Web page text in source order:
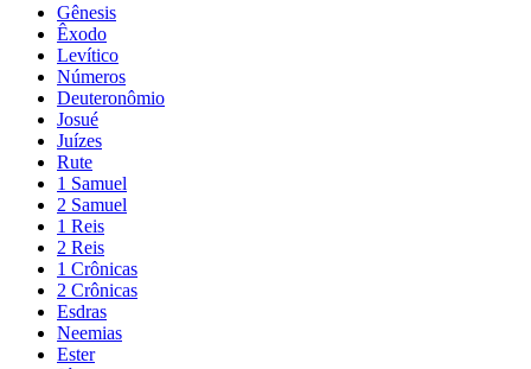
Gênesis
Êxodo
Levítico
Números
Deuteronômio
Josué
Juízes
Rute
1 Samuel
2 Samuel
1 Reis
2 Reis
1 Crônicas
2 Crônicas
Esdras
Neemias
Ester